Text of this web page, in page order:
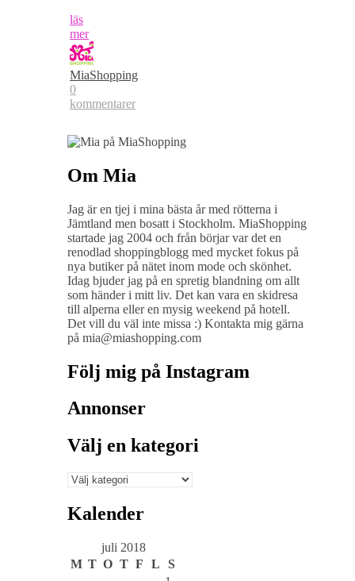
läs
mer
MiaShopping
0
kommentarer
Om Mia
Jag är en tjej i mina bästa år med rötterna i
Jämtland men bosatt i Stockholm. MiaShopping
startade jag 2004 och från börjar var det en
renodlad shoppingblogg med mycket fokus på
nya butiker på nätet inom mode och skönhet.
Idag bjuder jag på en spretig blandning om allt
som händer i mitt liv. Det kan vara en skidresa
till alperna eller en mysig weekend på hotell.
Det vill du väl inte missa :) Kontakta mig gärna
på mia@miashopping.com
Följ mig på Instagram
Annonser
Välj en kategori
Välj
kategori
Kalender
juli 2018
M T O T F L
S